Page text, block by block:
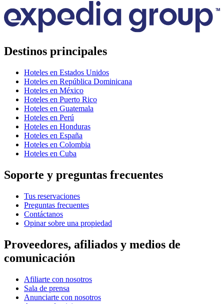
Destinos principales
Hoteles en Estados Unidos
Hoteles en República Dominicana
Hoteles en México
Hoteles en Puerto Rico
Hoteles en Guatemala
Hoteles en Perú
Hoteles en Honduras
Hoteles en España
Hoteles en Colombia
Hoteles en Cuba
Soporte y preguntas frecuentes
Tus reservaciones
Preguntas frecuentes
Contáctanos
Opinar sobre una propiedad
Proveedores, afiliados y medios de
comunicación
Afiliarte con nosotros
Sala de prensa
Anunciarte con nosotros